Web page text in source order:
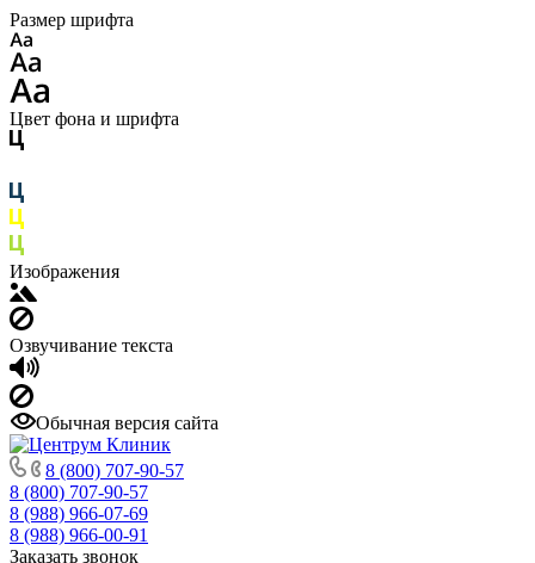
Размер шрифта
Цвет фона и шрифта
Изображения
Озвучивание текста
Обычная версия сайта
8 (800) 707-90-57
8 (800) 707-90-57
8 (988) 966-07-69
8 (988) 966-00-91
Заказать звонок